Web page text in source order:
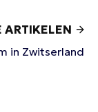
ARTIKELEN
in Zwitserland